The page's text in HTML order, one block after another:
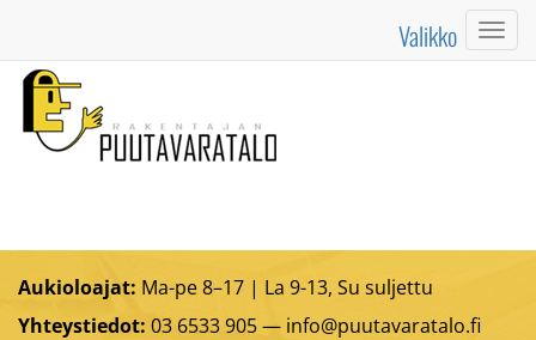
Valikko
Aukioloajat: Ma-pe 8–17 | La 9-13, Su suljettu
Yhteystiedot: 03 6533 905 — info@puutavaratalo.fi